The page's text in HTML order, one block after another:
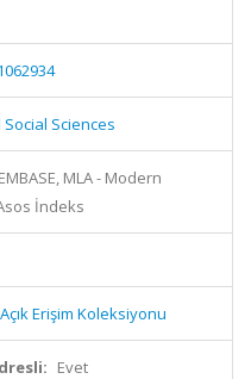
Sciences
EMBASE, MLA - Modern
İndeks
Erişim Koleksiyonu
Evet